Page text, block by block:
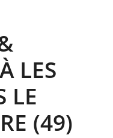
LES
LE
(49)